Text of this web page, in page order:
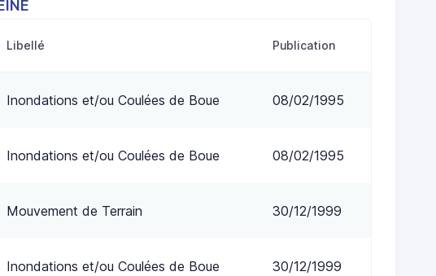
Libellé Publication
Inondations et/ou Coulées de Boue 08/02/1995
Inondations et/ou Coulées de Boue 08/02/1995
Mouvement de Terrain 30/12/1999
Inondations et/ou Coulées de Boue 30/12/1999